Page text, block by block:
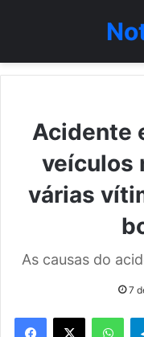
Acidente
veículos
várias
As causas do
7